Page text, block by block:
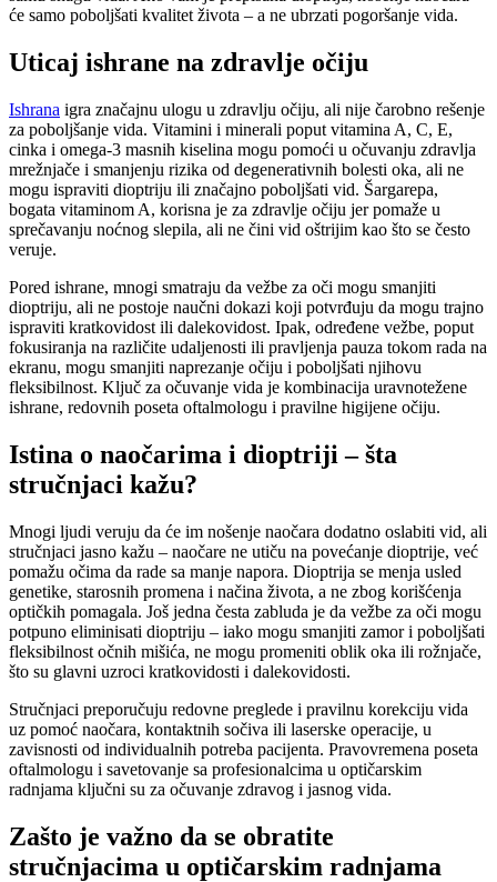
će samo poboljšati kvalitet života – a ne ubrzati pogoršanje vida.
Uticaj ishrane na zdravlje očiju
Ishrana igra značajnu ulogu u zdravlju očiju, ali nije čarobno rešenje
za poboljšanje vida. Vitamini i minerali poput vitamina A, C, E,
cinka i omega-3 masnih kiselina mogu pomoći u očuvanju zdravlja
mrežnjače i smanjenju rizika od degenerativnih bolesti oka, ali ne
mogu ispraviti dioptriju ili značajno poboljšati vid. Šargarepa,
bogata vitaminom A, korisna je za zdravlje očiju jer pomaže u
sprečavanju noćnog slepila, ali ne čini vid oštrijim kao što se često
veruje.
Pored ishrane, mnogi smatraju da vežbe za oči mogu smanjiti
dioptriju, ali ne postoje naučni dokazi koji potvrđuju da mogu trajno
ispraviti kratkovidost ili dalekovidost. Ipak, određene vežbe, poput
fokusiranja na različite udaljenosti ili pravljenja pauza tokom rada na
ekranu, mogu smanjiti naprezanje očiju i poboljšati njihovu
fleksibilnost. Ključ za očuvanje vida je kombinacija uravnotežene
ishrane, redovnih poseta oftalmologu i pravilne higijene očiju.
Istina o naočarima i dioptriji – šta
stručnjaci kažu?
Mnogi ljudi veruju da će im nošenje naočara dodatno oslabiti vid, ali
stručnjaci jasno kažu – naočare ne utiču na povećanje dioptrije, već
pomažu očima da rade sa manje napora. Dioptrija se menja usled
genetike, starosnih promena i načina života, a ne zbog korišćenja
optičkih pomagala. Još jedna česta zabluda je da vežbe za oči mogu
potpuno eliminisati dioptriju – iako mogu smanjiti zamor i poboljšati
fleksibilnost očnih mišića, ne mogu promeniti oblik oka ili rožnjače,
što su glavni uzroci kratkovidosti i dalekovidosti.
Stručnjaci preporučuju redovne preglede i pravilnu korekciju vida
uz pomoć naočara, kontaktnih sočiva ili laserske operacije, u
zavisnosti od individualnih potreba pacijenta. Pravovremena poseta
oftalmologu i savetovanje sa profesionalcima u optičarskim
radnjama ključni su za očuvanje zdravog i jasnog vida.
Zašto je važno da se obratite
stručnjacima u optičarskim radnjama